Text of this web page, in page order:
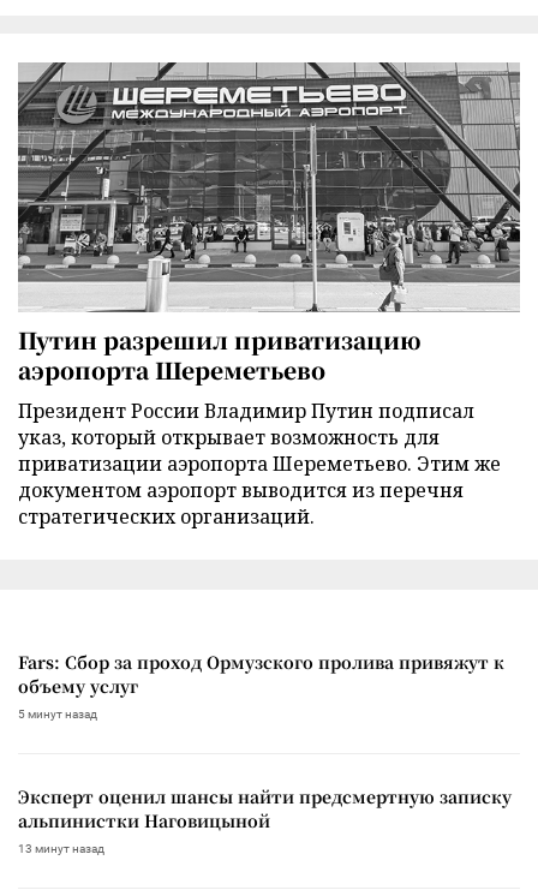
Путин разрешил приватизацию
аэропорта Шереметьево
Президент России Владимир Путин подписал
указ, который открывает возможность для
приватизации аэропорта Шереметьево. Этим же
документом аэропорт выводится из перечня
стратегических организаций.
Fars: Сбор за проход Ормузского пролива привяжут к
объему услуг
5 минут назад
Эксперт оценил шансы найти предсмертную записку
альпинистки Наговицыной
13 минут назад